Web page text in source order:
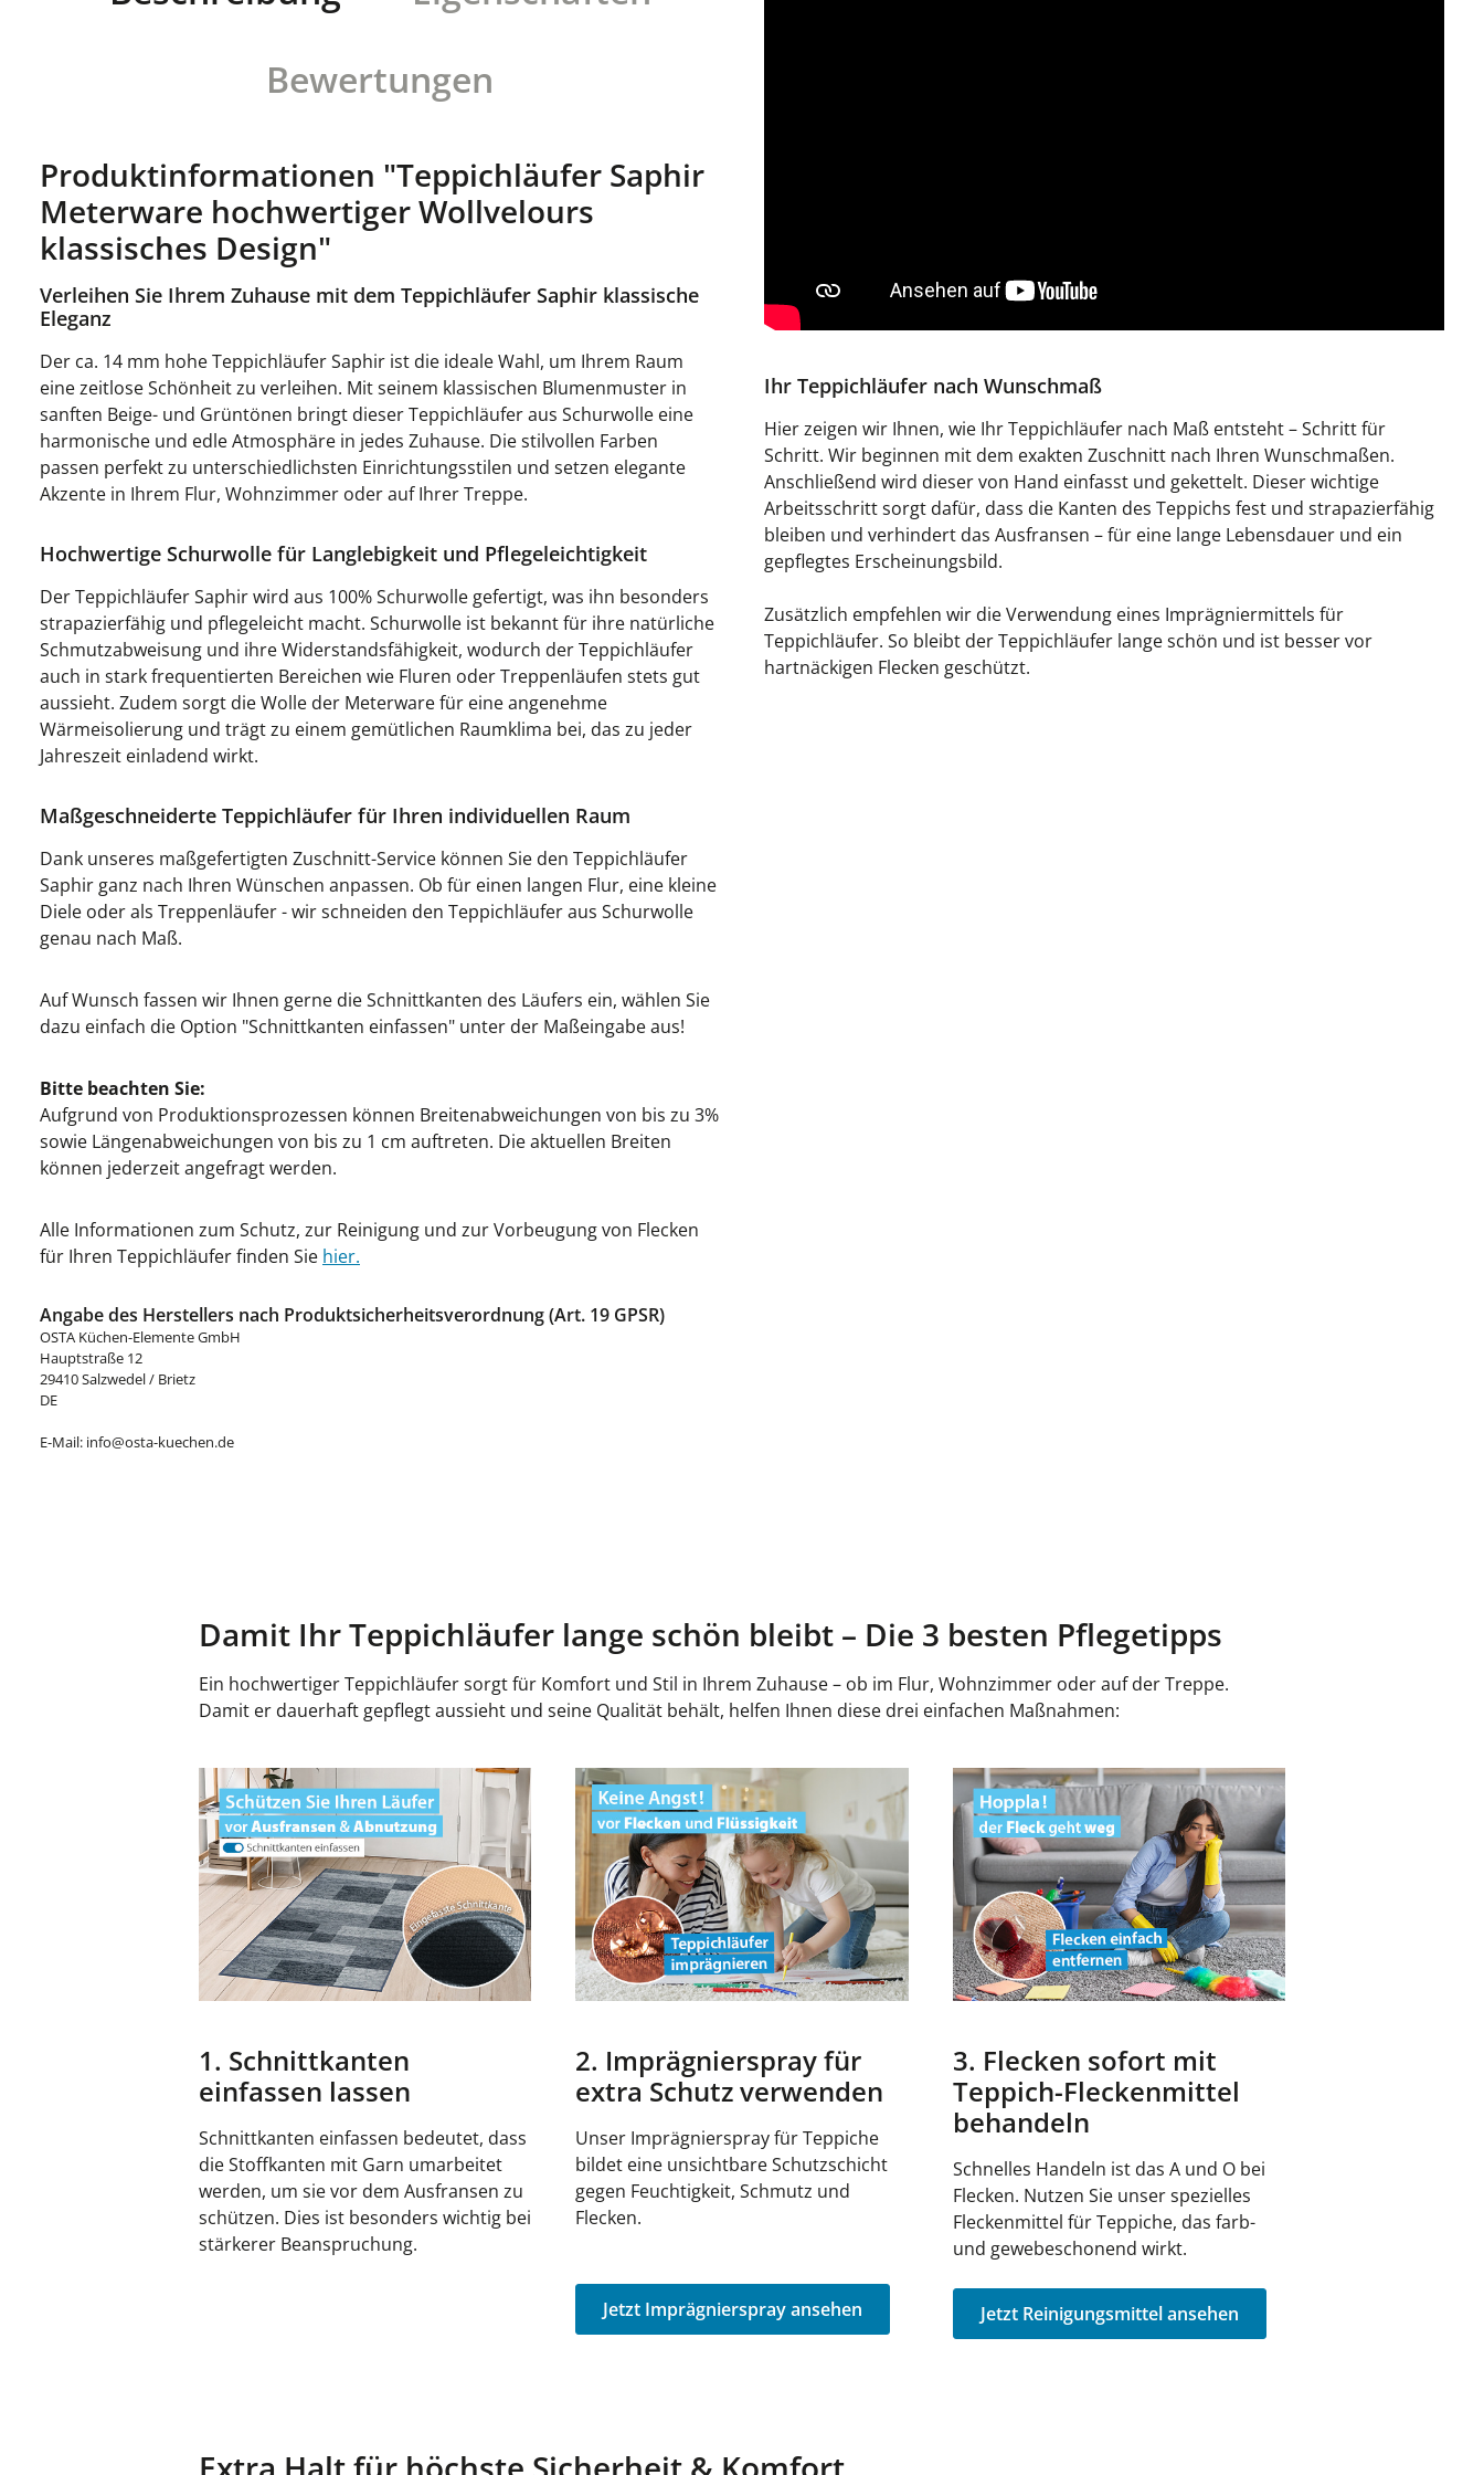
Bewertungen
Produktinformationen "Teppichläufer Saphir
Meterware hochwertiger Wollvelours
klassisches Design"
Verleihen Sie Ihrem Zuhause mit dem Teppichläufer Saphir klassische
Eleganz
Der ca. 14 mm hohe Teppichläufer Saphir ist die ideale Wahl, um Ihrem Raum
eine zeitlose Schönheit zu verleihen. Mit seinem klassischen Blumenmuster in
sanften Beige- und Grüntönen bringt dieser Teppichläufer aus Schurwolle eine
harmonische und edle Atmosphäre in jedes Zuhause. Die stilvollen Farben
passen perfekt zu unterschiedlichsten Einrichtungsstilen und setzen elegante
Akzente in Ihrem Flur, Wohnzimmer oder auf Ihrer Treppe.
Hochwertige Schurwolle für Langlebigkeit und Pflegeleichtigkeit
Der Teppichläufer Saphir wird aus 100% Schurwolle gefertigt, was ihn besonders
strapazierfähig und pflegeleicht macht. Schurwolle ist bekannt für ihre natürliche
Schmutzabweisung und ihre Widerstandsfähigkeit, wodurch der Teppichläufer
auch in stark frequentierten Bereichen wie Fluren oder Treppenläufen stets gut
aussieht. Zudem sorgt die Wolle der Meterware für eine angenehme
Wärmeisolierung und trägt zu einem gemütlichen Raumklima bei, das zu jeder
Jahreszeit einladend wirkt.
Maßgeschneiderte Teppichläufer für Ihren individuellen Raum
Dank unseres maßgefertigten Zuschnitt-Service können Sie den Teppichläufer
Saphir ganz nach Ihren Wünschen anpassen. Ob für einen langen Flur, eine kleine
Diele oder als Treppenläufer - wir schneiden den Teppichläufer aus Schurwolle
genau nach Maß.
Auf Wunsch fassen wir Ihnen gerne die Schnittkanten des Läufers ein, wählen Sie
dazu einfach die Option "Schnittkanten einfassen" unter der Maßeingabe aus!
Bitte beachten Sie:
Aufgrund von Produktionsprozessen können Breitenabweichungen von bis zu 3%
sowie Längenabweichungen von bis zu 1 cm auftreten. Die aktuellen Breiten
können jederzeit angefragt werden.
Alle Informationen zum Schutz, zur Reinigung und zur Vorbeugung von Flecken
für Ihren Teppichläufer finden Sie hier.
Angabe des Herstellers nach Produktsicherheitsverordnung (Art. 19 GPSR)
OSTA Küchen-Elemente GmbH
Hauptstraße 12
29410 Salzwedel / Brietz
DE
E-Mail: info@osta-kuechen.de
Ihr Teppichläufer nach Wunschmaß
Hier zeigen wir Ihnen, wie Ihr Teppichläufer nach Maß entsteht – Schritt für
Schritt. Wir beginnen mit dem exakten Zuschnitt nach Ihren Wunschmaßen.
Anschließend wird dieser von Hand einfasst und gekettelt. Dieser wichtige
Arbeitsschritt sorgt dafür, dass die Kanten des Teppichs fest und strapazierfähig
bleiben und verhindert das Ausfransen – für eine lange Lebensdauer und ein
gepflegtes Erscheinungsbild.
Zusätzlich empfehlen wir die Verwendung eines Imprägniermittels für
Teppichläufer. So bleibt der Teppichläufer lange schön und ist besser vor
hartnäckigen Flecken geschützt.
Damit Ihr Teppichläufer lange schön bleibt – Die 3 besten Pflegetipps
Ein hochwertiger Teppichläufer sorgt für Komfort und Stil in Ihrem Zuhause – ob im Flur, Wohnzimmer oder auf der Treppe.
Damit er dauerhaft gepflegt aussieht und seine Qualität behält, helfen Ihnen diese drei einfachen Maßnahmen:
1. Schnittkanten
einfassen lassen
Schnittkanten einfassen bedeutet, dass
die Stoffkanten mit Garn umarbeitet
werden, um sie vor dem Ausfransen zu
schützen. Dies ist besonders wichtig bei
stärkerer Beanspruchung.
2. Imprägnierspray für
extra Schutz verwenden
Unser Imprägnierspray für Teppiche
bildet eine unsichtbare Schutzschicht
gegen Feuchtigkeit, Schmutz und
Flecken.
Jetzt Imprägnierspray ansehen
3. Flecken sofort mit
Teppich-Fleckenmittel
behandeln
Schnelles Handeln ist das A und O bei
Flecken. Nutzen Sie unser spezielles
Fleckenmittel für Teppiche, das farb-
und gewebeschonend wirkt.
Jetzt Reinigungsmittel ansehen